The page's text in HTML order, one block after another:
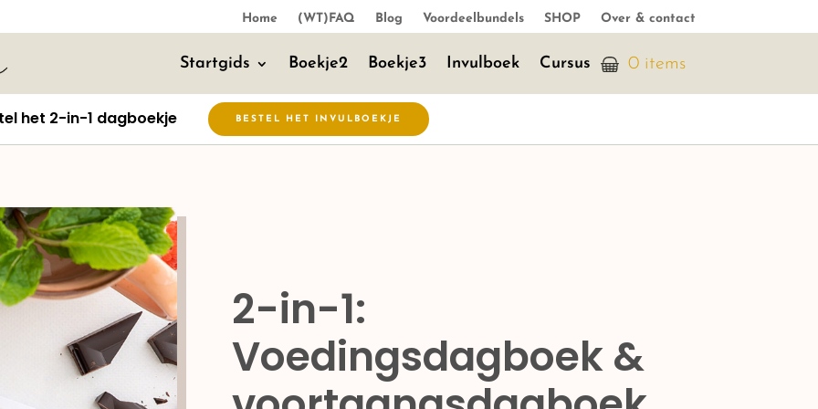
Home (WT)FAQ Blog Voordeelbundels SHOP Over & contact
Startgids Boekje2 Boekje3 Invulboek Cursus 0 items
het 2-in-1 dagboekje BESTEL HET INVULBOEKJE
2-in-1:
Voedingsdagboek &